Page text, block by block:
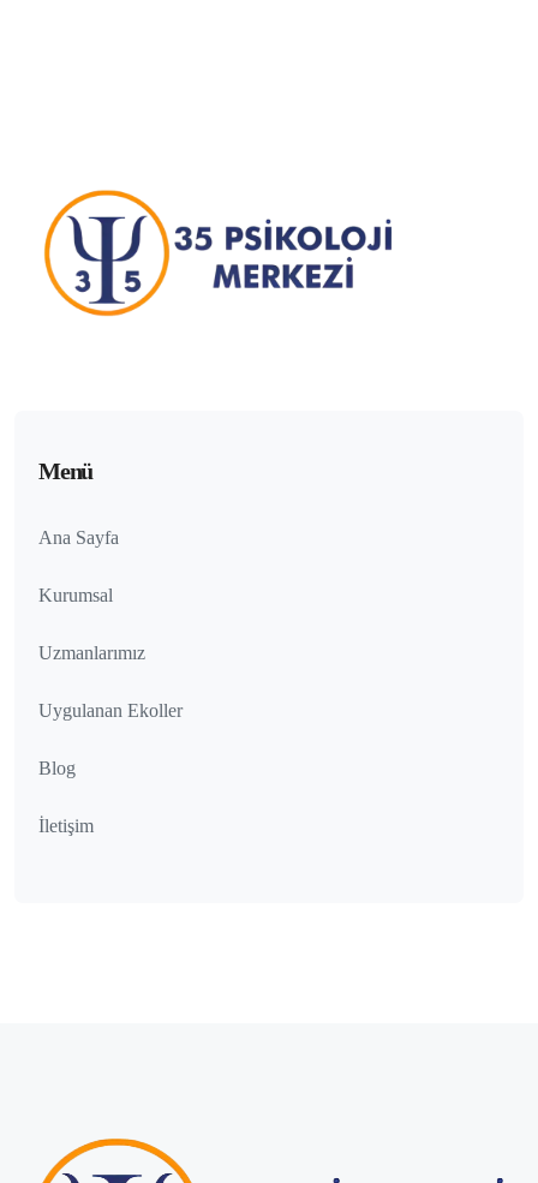
Menü
Ana Sayfa
Kurumsal
Uzmanlarımız
Uygulanan Ekoller
Blog
İletişim